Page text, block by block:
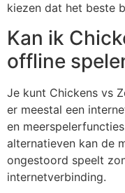
kiezen dat het beste
Kan ik
offline
Je kunt Chickens vs
er meestal een
en
alternatieven kan de
ongestoord speelt
internetverbinding.